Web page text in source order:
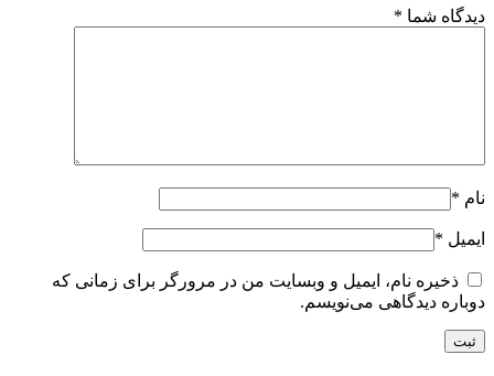
دیدگاه شما *
نام *
ایمیل *
ذخیره نام، ایمیل و وبسایت من در مرورگر برای زمانی که
دوباره دیدگاهی می‌نویسم.